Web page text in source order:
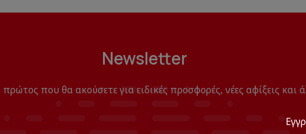
Newsletter
πρώτος που θα ακούσετε για ειδικές προσφορές, νέες αφίξεις και